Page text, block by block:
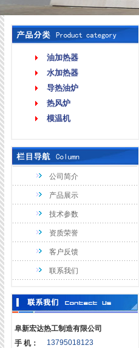
油加热器
水加热器
导热油炉
热风炉
模温机
公司简介
产品展示
技术参数
资质荣誉
客户反馈
联系我们
阜新宏达热工制造有限公司
手 机：
13795018123